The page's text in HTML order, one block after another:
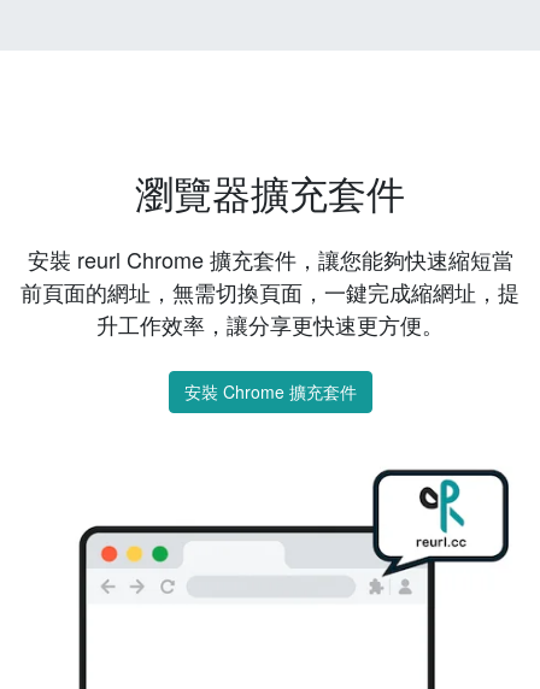
瀏覽器擴充套件
安裝 reurl Chrome 擴充套件，讓您能夠快速縮短當
前頁面的網址，無需切換頁面，一鍵完成縮網址，提
升工作效率，讓分享更快速更方便。
安裝 Chrome 擴充套件